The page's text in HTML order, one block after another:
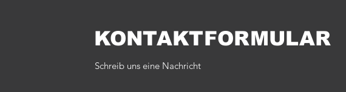
KONTAKTFORMULAR
Schreib uns eine Nachricht